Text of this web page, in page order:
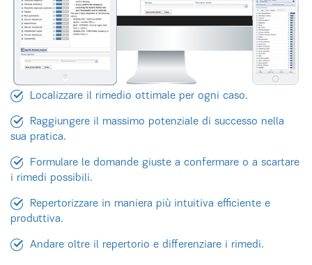
Localizzare il rimedio ottimale per ogni caso.
Raggiungere il massimo potenziale di successo nella
sua pratica.
Formulare le domande giuste a confermare o a scartare
i rimedi possibili.
Repertorizzare in maniera più intuitiva efficiente e
produttiva.
Andare oltre il repertorio e differenziare i rimedi.